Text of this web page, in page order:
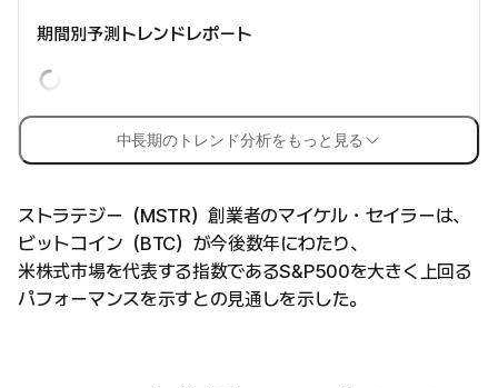
期間別予測トレンドレポート
中長期のトレンド分析をもっと見る
ストラテジー（MSTR）創業者のマイケル・セイラーは、
ビットコイン（BTC）が今後数年にわたり、
米株式市場を代表する指数であるS&P500を大きく上回る
パフォーマンスを示すとの見通しを示した。